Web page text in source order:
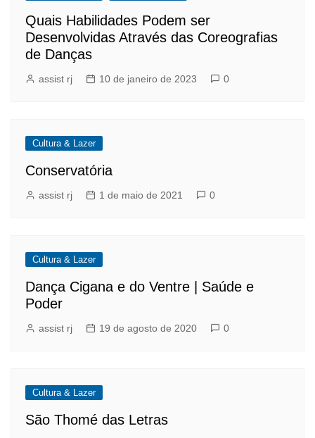
Quais Habilidades Podem ser
Desenvolvidas Através das Coreografias
de Danças
assist rj 10 de janeiro de 2023 0
Cultura & Lazer
Conservatória
assist rj 1 de maio de 2021 0
Cultura & Lazer
Dança Cigana e do Ventre | Saúde e
Poder
assist rj 19 de agosto de 2020 0
Cultura & Lazer
São Thomé das Letras